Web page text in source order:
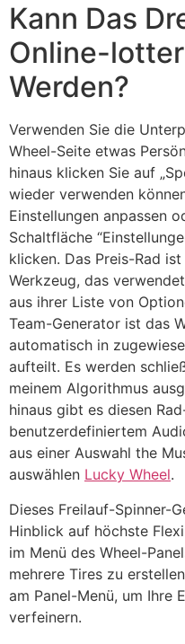
Kann Das
Online-
Werden?
Verwenden Sie die
Wheel-Seite etwas
hinaus klicken Sie auf
wieder verwenden
Einstellungen anpassen
Schaltfläche
klicken. Das Preis-Rad
Werkzeug, das
aus ihrer Liste von
Team-Generator ist das
automatisch in
aufteilt. Es werden
meinem Algorithmus
hinaus gibt es diesen
benutzerdefiniertem
aus einer Auswahl the
auswählen Lucky Wheel.
Dieses Freilauf-Spinner-
Hinblick auf höchste
im Menü des Wheel-
mehrere Tires zu
am Panel-Menü, um Ihre
verfeinern.